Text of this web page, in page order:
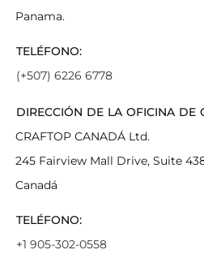
Panama.
TELÉFONO:
(+507) 6226 6778
DIRECCIÓN DE LA OFICINA DE
CRAFTOP CANADÁ Ltd.
245 Fairview Mall Drive, Suite
Canadá
TELÉFONO:
+1 905-302-0558